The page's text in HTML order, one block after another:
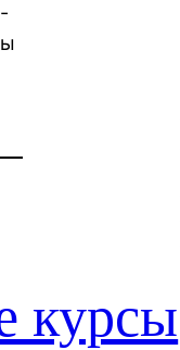
курсы